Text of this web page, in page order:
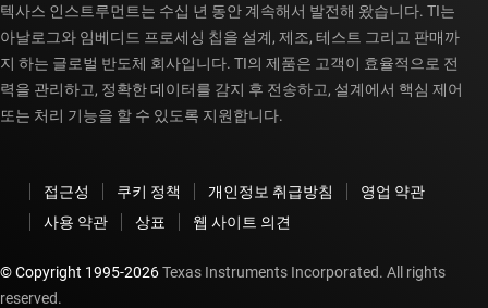
텍사스 인스트루먼트는 수십 년 동안 계속해서 발전해 왔습니다. TI는
아날로그와 임베디드 프로세싱 칩을 설계, 제조, 테스트 그리고 판매까
지 하는 글로벌 반도체 회사입니다. TI의 제품은 고객이 효율적으로 전
력을 관리하고, 정확한 데이터를 감지 후 전송하고, 설계에서 핵심 제어
또는 처리 기능을 할 수 있도록 지원합니다.
접근성 쿠키 정책 개인정보 취급방침
영업 약관
사용 약관
상표 웹 사이트 의견
© Copyright 1995-2026Texas Instruments Incorporated. All rights
reserved.